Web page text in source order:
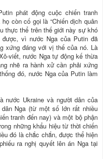
phát động cuộc chiến tranh
còn cố gọi là “Chiến dịch quân
thực thể trên thế giới này sự khó
vì nước Nga của Putin đã
xứng đáng với vị thế của nó. Là
viết, nước Nga tự động kế thừa
nhẽ ra hành xử cần phải xứng
đó, nước Nga của Putin làm
nước Ukraine và người dân của
Nga (từ một số lớn rất nhiều
tranh đến nay) và một bộ phận
những khẩu hiệu từ thời chiến
đó là chắc chắn, được thể hiện
ra nghị quyết lên án Nga tại